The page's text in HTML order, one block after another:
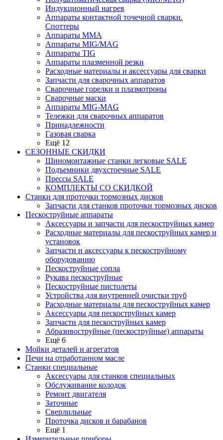
Индукционный нагрев
Аппараты контактной точечной сварки.
Споттеры
Аппараты MMA
Аппараты MIG/MAG
Аппараты TIG
Аппараты плазменной резки
Расходные материалы и аксессуары для сварки
Запчасти для сварочных аппаратов
Сварочные горелки и плазмотроны
Сварочные маски
Аппараты MIG-MAG
Тележки для сварочных аппаратов
Принадлежности
Газовая сварка
Ещё 12
СЕЗОННЫЕ СКИДКИ
Шиномонтажные станки легковые SALE
Подъемники двухстоечные SALE
Прессы SALE
КОМПЛЕКТЫ СО СКИДКОЙ
Станки для проточки тормозных дисков
Запчасти для станков проточки тормозных дисков
Пескоструйные аппараты
Аксессуары и запчасти для пескоструйных камер
Расходные материалы для пескоструйных камер и
установок
Запчасти и аксессуары к пескоструйному
оборудованию
Пескоструйные сопла
Рукава пескоструйные
Пескоструйные пистолеты
Устройства для внутренней очистки труб
Расходные материалы для пескоструйных камер
Аксессуары для пескоструйных камер
Запчасти для пескоструйных камер
Абразивоструйные (пескоструйные) аппараты
Ещё 6
Мойки деталей и агрегатов
Печи на отработанном масле
Станки специальные
Аксессуары для станков специальных
Обслуживание колодок
Ремонт двигателя
Заточные
Сверлильные
Проточка дисков и барабанов
Ещё 1